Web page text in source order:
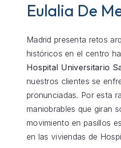
Eulalia De
Madrid presenta retos
históricos en el centro
Hospital Universitario
nuestros clientes se
pronunciadas. Por esta
maniobrables que giran
movimiento en pasillos
en las viviendas de